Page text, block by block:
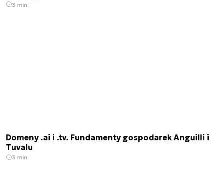
3 min.
Domeny .ai i .tv. Fundamenty gospodarek Anguilli i
Tuvalu
3 min.